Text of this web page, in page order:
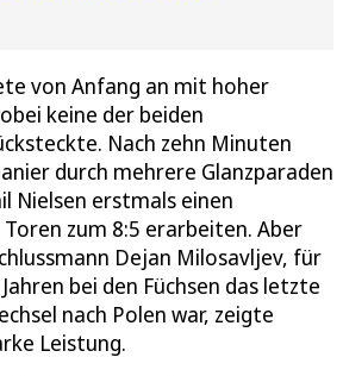
von Anfang an mit hoher
keine der beiden
Nach zehn Minuten
durch mehrere Glanzparaden
Nielsen erstmals einen
zum 8:5 erarbeiten. Aber
Dejan Milosavljev, für
bei den Füchsen das letzte
nach Polen war, zeigte
Leistung.